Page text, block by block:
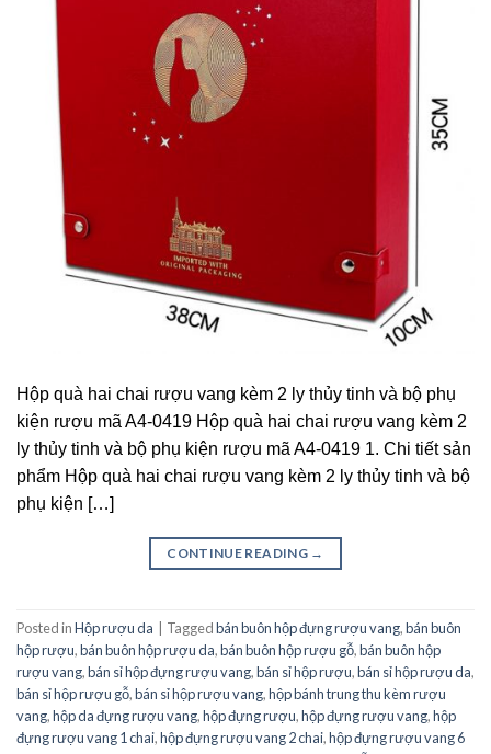
Hộp quà hai chai rượu vang kèm 2 ly thủy tinh và bộ phụ
kiện rượu mã A4-0419 Hộp quà hai chai rượu vang kèm 2
ly thủy tinh và bộ phụ kiện rượu mã A4-0419 1. Chi tiết sản
phẩm Hộp quà hai chai rượu vang kèm 2 ly thủy tinh và bộ
phụ kiện […]
CONTINUE READING →
Posted inHộp rượu da Taggedbán buôn hộp đựng rượu vang,bán buôn
hộp rượu,bán buôn hộp rượu da,bán buôn hộp rượu gỗ,bán buôn hộp
rượu vang,bán sỉ hộp đựng rượu vang,bán sỉ hộp rượu,bán sỉ hộp rượu da,
bán sỉ hộp rượu gỗ,bán sỉ hộp rượu vang,hộp bánh trung thu kèm rượu
vang,hộp da đựng rượu vang,hộp đựng rượu,hộp đựng rượu vang,hộp
đựng rượu vang 1 chai,hộp đựng rượu vang 2 chai,hộp đựng rượu vang 6